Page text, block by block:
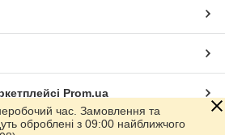
Prom.ua
час. Замовлення та
оброблені з 09:00 найближчого